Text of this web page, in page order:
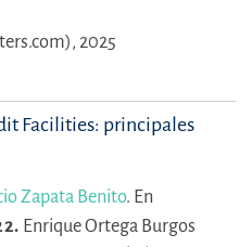
2025
Facilities: principales
Zapata Benito. En
Enrique Ortega Burgos